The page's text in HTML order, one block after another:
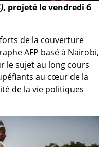
, projeté le vendredi 6
de la couverture
AFP basé à Nairobi,
le sujet au long cours
au cœur de la
de la vie politiques